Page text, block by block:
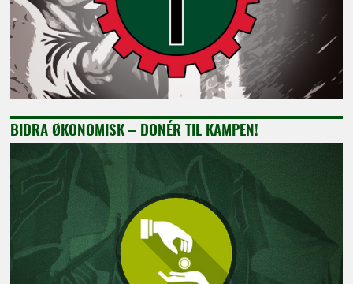
BIDRA ØKONOMISK – DONÉR TIL KAMPEN!